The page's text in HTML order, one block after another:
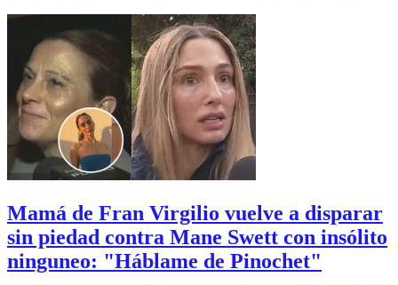
Mamá de Fran Virgilio vuelve a disparar
sin piedad contra Mane Swett con insólito
ninguneo: "Háblame de Pinochet"